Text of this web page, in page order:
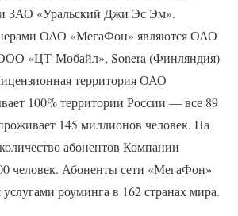
ЗАО «Уральский Джи Эс Эм».
ОАО «МегаФон» являются ОАО
«ЦТ-Мобайл», Sonera (Финляндия)
территория ОАО
100% территории России — все 89
145 миллионов человек. На
абонентов Компании
человек. Абоненты сети «МегаФон»
услугами роуминга в 162 странах мира.